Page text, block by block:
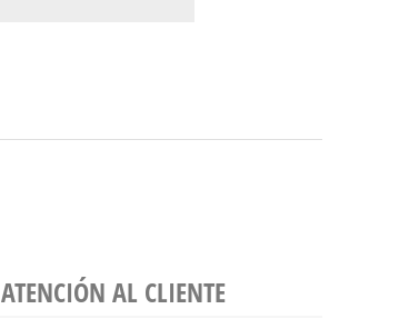
ATENCIÓN AL CLIENTE